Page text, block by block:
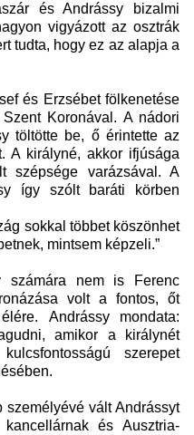
és Andrássy bizalmi
vigyázott az osztrák
tudta, hogy ez az alapja a
és Erzsébet fölkenetése
Koronával. A nádori
töltötte be, ő érintette az
A királyné, akkor ifjúsága
szépsége varázsával. A
így szólt baráti körben
sokkal többet köszönhet
mintsem képzeli.”
számára nem is Ferenc
volt a fontos, őt
Andrássy mondata:
amikor a királynét
szerepet
vált Andrássyt
és Ausztria-